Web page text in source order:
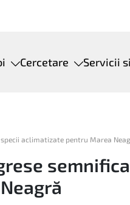
Cercetare Servicii
aclimatizate pentru Marea